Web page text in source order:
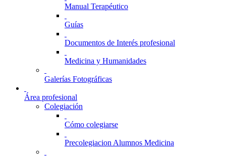
Manual Terapéutico
Guías
Documentos de Interés profesional
Medicina y Humanidades
Galerías Fotográficas
Área profesional
Colegiación
Cómo colegiarse
Precolegiacion Alumnos Medicina